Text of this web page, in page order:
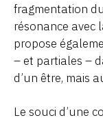
fragmentation
résonance avec
propose
– et partiales –
d’un être, mais
Le souci d’une